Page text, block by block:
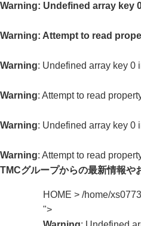
Warning: Undefined array key
Warning: Attempt to read
Warning: Undefined array key 0
Warning: Attempt to read
Warning: Undefined array key 0
Warning: Attempt to read
TMCグループからの最新情報や
HOME > /home/
">